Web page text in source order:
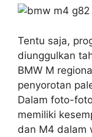
Tentu saja,
diunggulkan
BMW M
penyorotan
Dalam foto-
memiliki
dan M4 dalam